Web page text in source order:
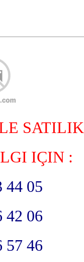
SATILIK
IÇIN :
44 05
42 06
57 46